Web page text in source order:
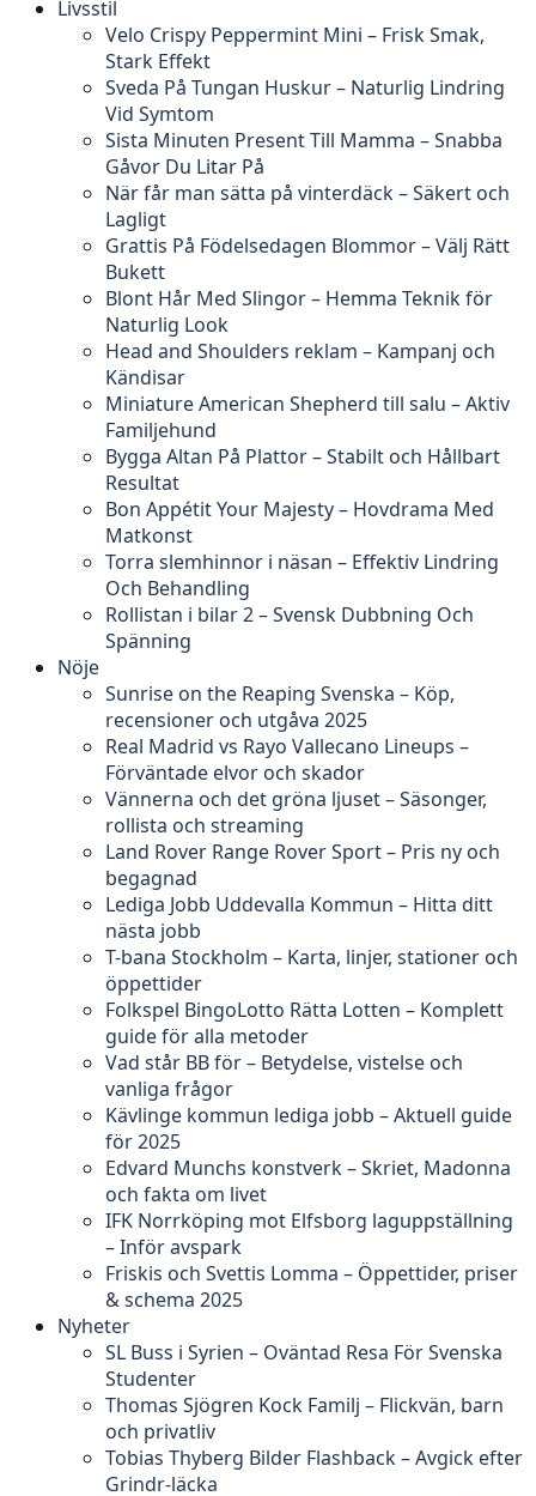
Livsstil
Velo Crispy Peppermint Mini – Frisk Smak,
Stark Effekt
Sveda På Tungan Huskur – Naturlig Lindring
Vid Symtom
Sista Minuten Present Till Mamma – Snabba
Gåvor Du Litar På
När får man sätta på vinterdäck – Säkert och
Lagligt
Grattis På Födelsedagen Blommor – Välj Rätt
Bukett
Blont Hår Med Slingor – Hemma Teknik för
Naturlig Look
Head and Shoulders reklam – Kampanj och
Kändisar
Miniature American Shepherd till salu – Aktiv
Familjehund
Bygga Altan På Plattor – Stabilt och Hållbart
Resultat
Bon Appétit Your Majesty – Hovdrama Med
Matkonst
Torra slemhinnor i näsan – Effektiv Lindring
Och Behandling
Rollistan i bilar 2 – Svensk Dubbning Och
Spänning
Nöje
Sunrise on the Reaping Svenska – Köp,
recensioner och utgåva 2025
Real Madrid vs Rayo Vallecano Lineups –
Förväntade elvor och skador
Vännerna och det gröna ljuset – Säsonger,
rollista och streaming
Land Rover Range Rover Sport – Pris ny och
begagnad
Lediga Jobb Uddevalla Kommun – Hitta ditt
nästa jobb
T-bana Stockholm – Karta, linjer, stationer och
öppettider
Folkspel BingoLotto Rätta Lotten – Komplett
guide för alla metoder
Vad står BB för – Betydelse, vistelse och
vanliga frågor
Kävlinge kommun lediga jobb – Aktuell guide
för 2025
Edvard Munchs konstverk – Skriet, Madonna
och fakta om livet
IFK Norrköping mot Elfsborg laguppställning
– Inför avspark
Friskis och Svettis Lomma – Öppettider, priser
& schema 2025
Nyheter
SL Buss i Syrien – Oväntad Resa För Svenska
Studenter
Thomas Sjögren Kock Familj – Flickvän, barn
och privatliv
Tobias Thyberg Bilder Flashback – Avgick efter
Grindr-läcka